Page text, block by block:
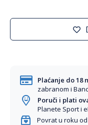
Plaćanje do 18
zabranom i
Poruči i plati
Planete Sport i
Povrat u roku